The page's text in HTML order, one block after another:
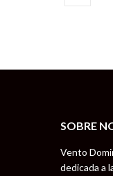
SOBRE
Vento
dedicada a